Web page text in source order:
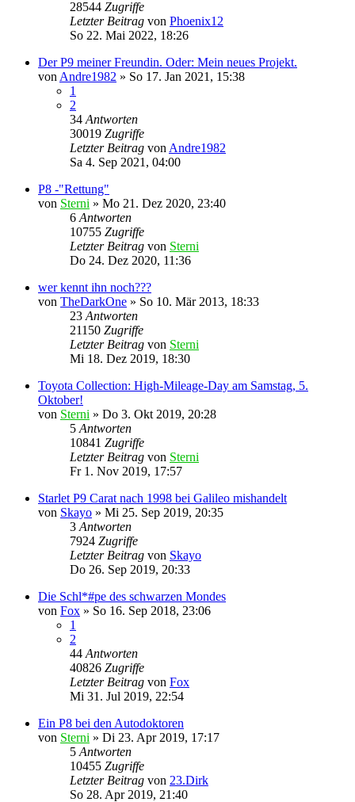
28544 Zugriffe
Letzter Beitrag von Phoenix12
So 22. Mai 2022, 18:26
Der P9 meiner Freundin. Oder: Mein neues Projekt.
von Andre1982 » So 17. Jan 2021, 15:38
1
2
34 Antworten
30019 Zugriffe
Letzter Beitrag von Andre1982
Sa 4. Sep 2021, 04:00
P8 -"Rettung"
von Sterni » Mo 21. Dez 2020, 23:40
6 Antworten
10755 Zugriffe
Letzter Beitrag von Sterni
Do 24. Dez 2020, 11:36
wer kennt ihn noch???
von TheDarkOne » So 10. Mär 2013, 18:33
23 Antworten
21150 Zugriffe
Letzter Beitrag von Sterni
Mi 18. Dez 2019, 18:30
Toyota Collection: High-Mileage-Day am Samstag, 5.
Oktober!
von Sterni » Do 3. Okt 2019, 20:28
5 Antworten
10841 Zugriffe
Letzter Beitrag von Sterni
Fr 1. Nov 2019, 17:57
Starlet P9 Carat nach 1998 bei Galileo mishandelt
von Skayo » Mi 25. Sep 2019, 20:35
3 Antworten
7924 Zugriffe
Letzter Beitrag von Skayo
Do 26. Sep 2019, 20:33
Die Schl*#pe des schwarzen Mondes
von Fox » So 16. Sep 2018, 23:06
1
2
44 Antworten
40826 Zugriffe
Letzter Beitrag von Fox
Mi 31. Jul 2019, 22:54
Ein P8 bei den Autodoktoren
von Sterni » Di 23. Apr 2019, 17:17
5 Antworten
10455 Zugriffe
Letzter Beitrag von 23.Dirk
So 28. Apr 2019, 21:40